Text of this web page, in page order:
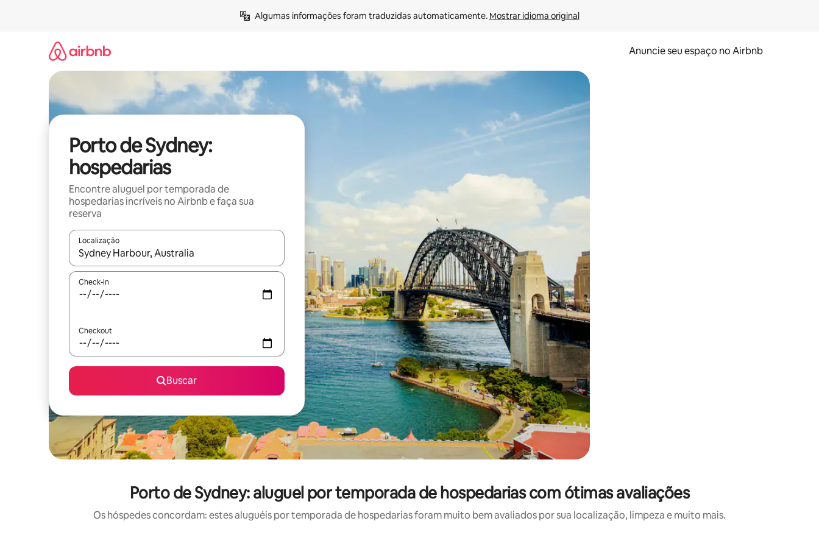
Algumas informações foram traduzidas automaticamente. Mostrar idioma original
Anuncie seu espaço no Airbnb
Porto de Sydney:
hospedarias
Encontre aluguel por temporada de
hospedarias incríveis no Airbnb e faça sua
reserva
Localização
Quando os resultados estiverem disponíveis, explore-os usando as seta para cima e para baixo do teclado ou tocando e deslizando o dedo na tela.
Check-in
Checkout
Buscar
Porto de Sydney: aluguel por temporada de hospedarias com ótimas avaliações
Os hóspedes concordam: estes aluguéis por temporada de hospedarias foram muito bem avaliados por sua localização, limpeza e muito mais.